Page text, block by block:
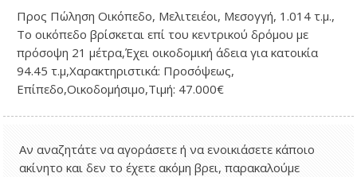
Προς Πώληση Οικόπεδο, Μελιτειέοι, Μεσογγή, 1.014 τ.μ.,
Το οικόπεδο βρίσκεται επί του κεντρικού δρόμου με
πρόσοψη 21 μέτρα,Έχει οικοδομική άδεια για κατοικία
94.45 τ.μ,Χαρακτηριστικά: Προσόψεως,
Επίπεδο,Οικοδομήσιμο,Τιμή: 47.000€
Αν αναζητάτε να αγοράσετε ή να ενοικιάσετε κάποιο
ακίνητο και δεν το έχετε ακόμη βρει, παρακαλούμε